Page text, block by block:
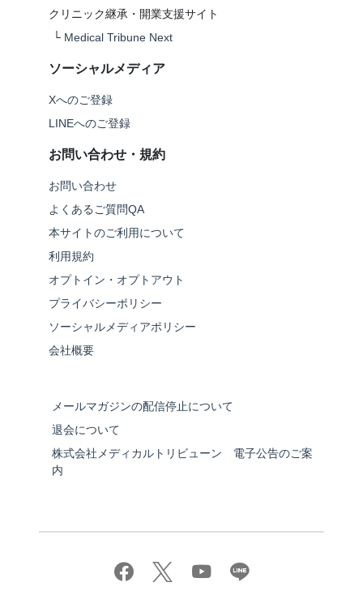
クリニック継承・開業支援サイト
└ Medical Tribune Next
ソーシャルメディア
Xへのご登録
LINEへのご登録
お問い合わせ・規約
お問い合わせ
よくあるご質問QA
本サイトのご利用について
利用規約
オプトイン・オプトアウト
プライバシーポリシー
ソーシャルメディアポリシー
会社概要
メールマガジンの配信停止について
退会について
株式会社メディカルトリビューン 電子公告のご案
内